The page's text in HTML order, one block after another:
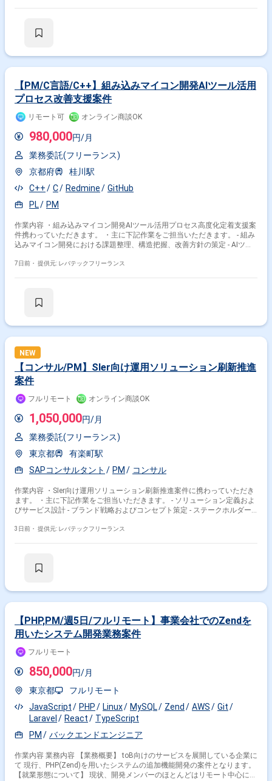
【PM/C言語/C++】組み込みマイコン開発AIツール活用
プロセス改善支援案件
リモート可 オンライン商談OK
980,000円/月
業務委託(フリーランス)
京都府
桂川駅
C++
C Redmine
GitHub
PL
PM
作業内容 ・組み込みマイコン開発AIツール活用プロセス高度化定着支援案
件携わっていただきます。 ・主に下記作業をご担当いただきます。 - 組み
込みマイコン開発における課題整理、構造把握、改善方針の策定 - AIツー
む設計(設計書作成、実装支援、レビュー、テスト、デバッグ 等) - AI出力
7日前・ 提供元: レバテックフリーランス
NEW
【コンサル/PM】SIer向け運用ソリューション刷新推進
案件
フルリモート オンライン商談OK
1,050,000円/月
業務委託(フリーランス)
東京都
有楽町駅
SAPコンサルタント
PM コンサル
作業内容 ・SIer向け運用ソリューション刷新推進案件に携わっていただき
ます。 ・主に下記作業をご担当いただきます。 - ソリューション定義およ
びサービス設計 - ブランド戦略およびコンセプト策定 - ステークホルダー
3日前・ 提供元: レバテックフリーランス
【PHP,PM/週5日/フルリモート】事業会社でのZendを
用いたシステム開発業務案件
フルリモート
850,000円/月
東京都
フルリモート
JavaScript
PHP Linux MySQL Zend AWS
Git
Laravel
React
TypeScript
PM
バックエンドエンジニア
作業内容 業務内容 【業務概要】 toB向けのサービスを展開している企業に
て 現行、PHP(Zend)を用いたシステムの追加機能開発の案件となります。
【就業形態について】 現状、開発メンバーのほとんどはリモート中心にて